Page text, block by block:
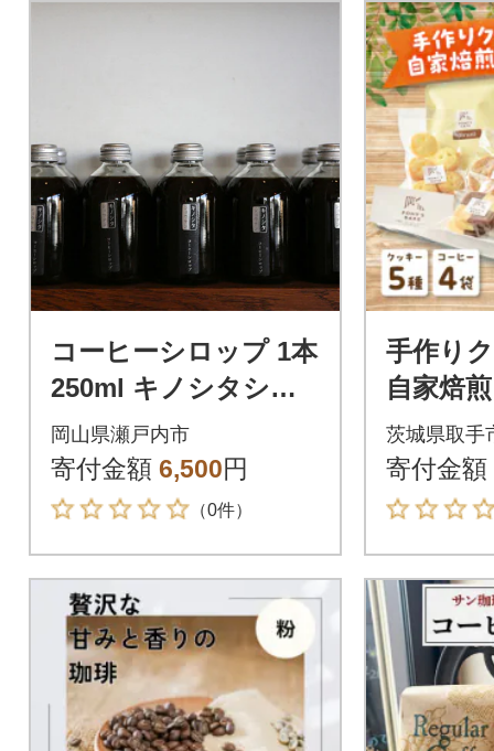
コーヒーシロップ 1本
250ml キノシタショ
ウテン[No.5735-1440]
岡山県瀬戸内市
寄付金額 6,500円
（0件）
手作り
自家焙
め合わせ
茨城県取手
寄付金額